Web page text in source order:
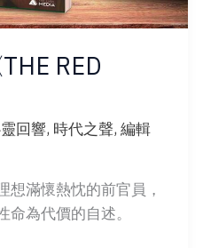
RED
回響, 時代之聲, 編輯
想滿懷熱忱的前官員，
為代價的自述。